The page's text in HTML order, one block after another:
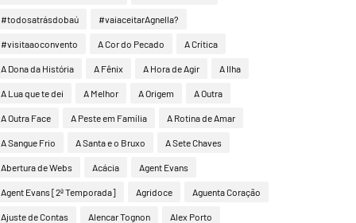
#todosatrásdobaú #vaiaceitarAgnella?
#visitaaoconvento A Cor do Pecado A Crítica
A Dona da História A Fênix A Hora de Agir A Ilha
A Lua que te dei A Melhor A Origem A Outra
A Outra Face A Peste em Família A Rotina de Amar
A Sangue Frio A Santa e o Bruxo A Sete Chaves
Abertura de Webs Acácia Agent Evans
Agent Evans [2ª Temporada] Agridoce Aguenta Coração
Ajuste de Contas Alencar Tognon Alex Porto